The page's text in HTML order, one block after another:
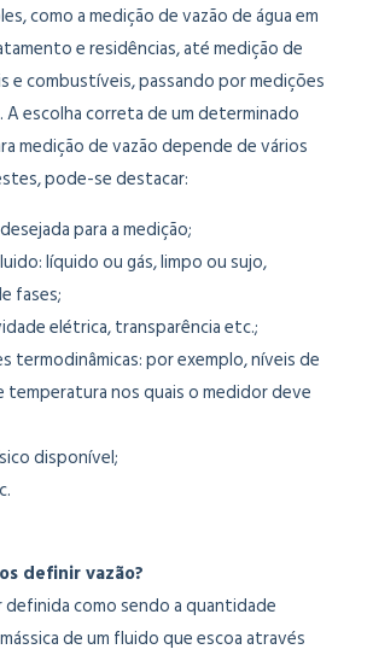
como a medição de vazão de água em
e residências, até medição de
e combustíveis, passando por medições
A escolha correta de um determinado
medição de vazão depende de vários
pode-se destacar:
para a medição;
líquido ou gás, limpo ou sujo,
fases;
elétrica, transparência etc.;
termodinâmicas: por exemplo, níveis de
temperatura nos quais o medidor deve
disponível;
definir vazão?
como sendo a quantidade
de um fluido que escoa através